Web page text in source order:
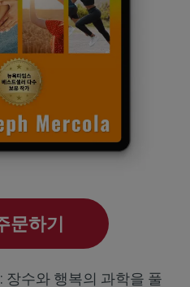
문하기
장수와 행복의 과학을 풀